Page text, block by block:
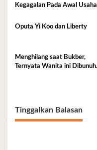
Kegagalan Pada Awal Usaha
Oputa Yi Koo dan Liberty
Menghilang saat Bukber,
Ternyata Wanita ini Dibunuh
Tinggalkan Balasan